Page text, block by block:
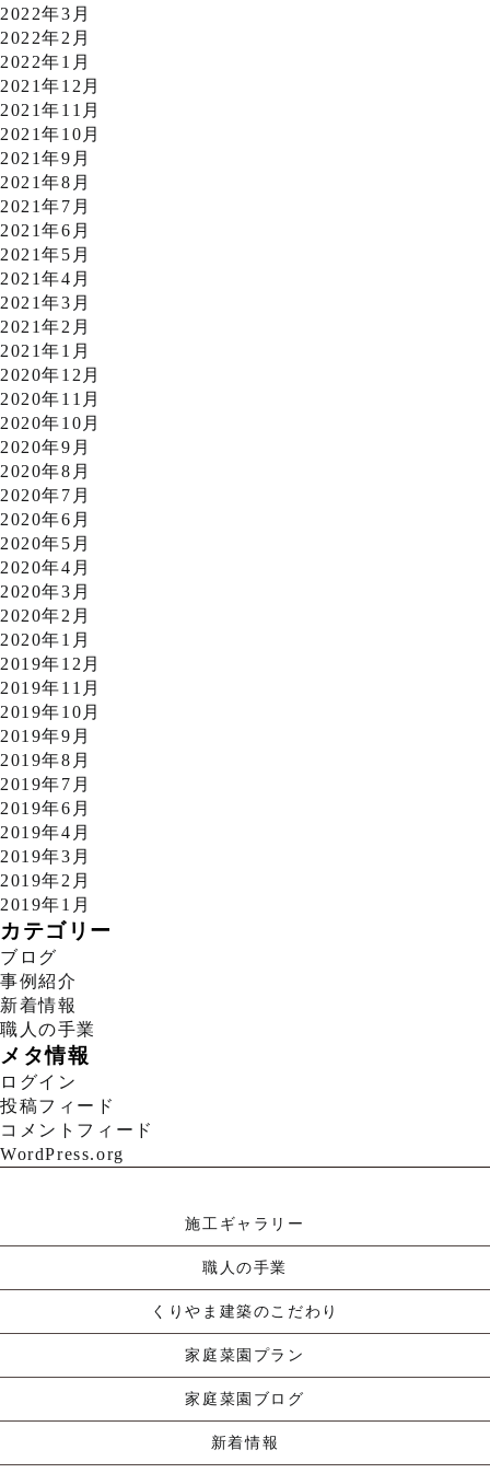
2022年3月
2022年2月
2022年1月
2021年12月
2021年11月
2021年10月
2021年9月
2021年8月
2021年7月
2021年6月
2021年5月
2021年4月
2021年3月
2021年2月
2021年1月
2020年12月
2020年11月
2020年10月
2020年9月
2020年8月
2020年7月
2020年6月
2020年5月
2020年4月
2020年3月
2020年2月
2020年1月
2019年12月
2019年11月
2019年10月
2019年9月
2019年8月
2019年7月
2019年6月
2019年4月
2019年3月
2019年2月
2019年1月
カテゴリー
ブログ
事例紹介
新着情報
職人の手業
メタ情報
ログイン
投稿フィード
コメントフィード
WordPress.org
施工ギャラリー
職人の手業
くりやま建築のこだわり
家庭菜園プラン
家庭菜園ブログ
新着情報